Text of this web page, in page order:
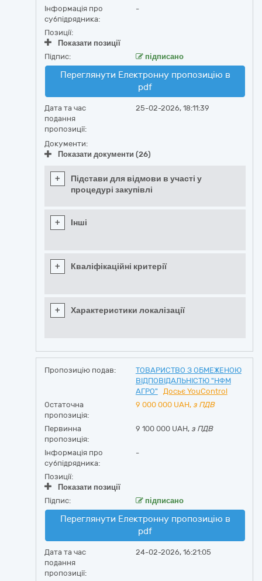
Інформація про
субпідрядника:
-
Позиції:
Показати позиції
Підпис:
підписано
Переглянути Електронну пропозицію в
pdf
Дата та час
подання
пропозиції:
25-02-2026, 18:11:39
Документи:
Показати документи (26)
+
Підстави для відмови в участі у
процедурі закупівлі
+ Інші
+ Кваліфікаційні критерії
+ Характеристики локалізації
Пропозицію подав:
ТОВАРИСТВО З ОБМЕЖЕНОЮ
ВІДПОВІДАЛЬНІСТЮ "НФМ
АГРО"
Досьє YouControl
Остаточна
пропозиція:
9 000 000 UAH, з ПДВ
Первинна
пропозиція:
9 100 000 UAH, з ПДВ
Інформація про
субпідрядника:
-
Позиції:
Показати позиції
Підпис:
підписано
Переглянути Електронну пропозицію в
pdf
Дата та час
подання
пропозиції:
24-02-2026, 16:21:05